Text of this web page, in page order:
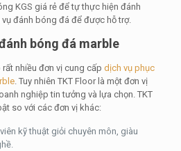
KGS giá rẻ để tự thực hiện đánh
đánh bóng đá để được hỗ trợ.
bóng đá marble
nhiều đơn vị cung cấp dịch vụ phục
. Tuy nhiên TKT Floor là một đơn vị
nghiệp tin tưởng và lựa chọn. TKT
so với các đơn vị khác:
kỹ thuật giỏi chuyên môn, giàu